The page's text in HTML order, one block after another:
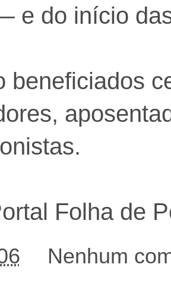
e do início
beneficiados
Folha de
Nenhum